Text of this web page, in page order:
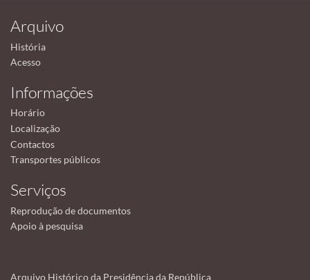
Arquivo
História
Acesso
Informações
Horário
Localização
Contactos
Transportes públicos
Serviços
Reprodução de documentos
Apoio à pesquisa
Arquivo Histórico da Presidência da República